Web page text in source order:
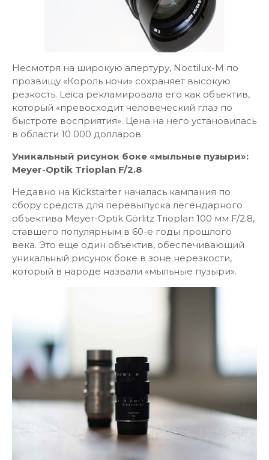
Несмотря на широкую апертуру, Noctilux-М по
прозвищу «Король ночи» сохраняет высокую
резкость. Leica рекламировала его как объектив,
который «превосходит человеческий глаз по
быстроте восприятия». Цена на него установилась
в области 10 000 долларов.
Уникальный рисунок боке «мыльные пузыри»:
Meyer-Optik Trioplan F/2.8
Недавно на Kickstarter началась кампания по
сбору средств для перевыпуска легендарного
объектива Meyer-Optik Görlitz Trioplan 100 мм F/2.8,
ставшего популярным в 60-е годы прошлого
века. Это еще один объектив, обеспечивающий
уникальный рисунок боке в зоне нерезкости,
который в народе назвали «мыльные пузыри».